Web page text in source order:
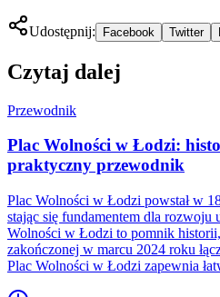
Udostępnij: Facebook Twitter
Czytaj dalej
Przewodnik
Plac Wolności w Łodzi:
praktyczny przewodnik
Plac Wolności w Łodzi powstał w
stając się fundamentem dla rozwoju
Wolności w Łodzi to pomnik
zakończonej w marcu 2024 roku
Plac Wolności w Łodzi zapewnia